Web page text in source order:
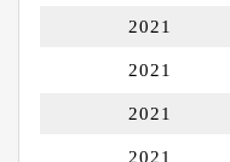
2021
2021
2021
2021